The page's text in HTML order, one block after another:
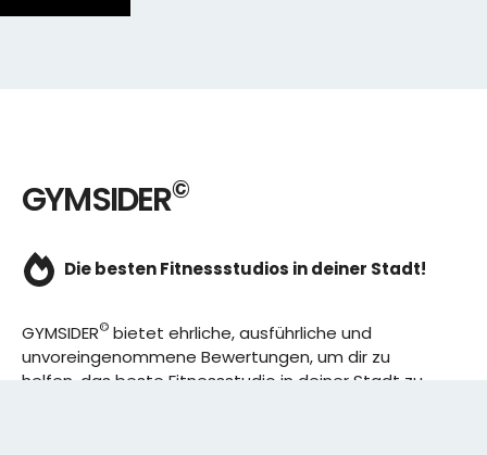
GYMSIDER©
Die besten Fitnessstudios in deiner Stadt!
GYMSIDER© bietet ehrliche, ausführliche und
unvoreingenommene Bewertungen, um dir zu
helfen, das beste Fitnessstudio in deiner Stadt zu